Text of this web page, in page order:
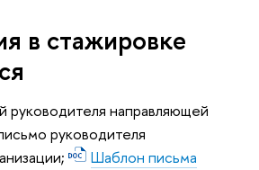
в стажировке
руководителя направляющей
руководителя
Шаблон письма